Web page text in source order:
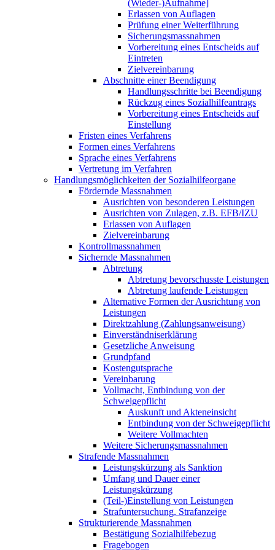
(Wieder-)Aufnahme]
Erlassen von Auflagen
Prüfung einer Weiterführung
Sicherungsmassnahmen
Vorbereitung eines Entscheids auf
Eintreten
Zielvereinbarung
Abschnitte einer Beendigung
Handlungsschritte bei Beendigung
Rückzug eines Sozialhilfeantrags
Vorbereitung eines Entscheids auf
Einstellung
Fristen eines Verfahrens
Formen eines Verfahrens
Sprache eines Verfahrens
Vertretung im Verfahren
Handlungsmöglichkeiten der Sozialhilfeorgane
Fördernde Massnahmen
Ausrichten von besonderen Leistungen
Ausrichten von Zulagen, z.B. EFB/IZU
Erlassen von Auflagen
Zielvereinbarung
Kontrollmassnahmen
Sichernde Massnahmen
Abtretung
Abtretung bevorschusste Leistungen
Abtretung laufende Leistungen
Alternative Formen der Ausrichtung von
Leistungen
Direktzahlung (Zahlungsanweisung)
Einverständniserklärung
Gesetzliche Anweisung
Grundpfand
Kostengutsprache
Vereinbarung
Vollmacht, Entbindung von der
Schweigepflicht
Auskunft und Akteneinsicht
Entbindung von der Schweigepflicht
Weitere Vollmachten
Weitere Sicherungsmassnahmen
Strafende Massnahmen
Leistungskürzung als Sanktion
Umfang und Dauer einer
Leistungskürzung
(Teil-)Einstellung von Leistungen
Strafuntersuchung, Strafanzeige
Strukturierende Massnahmen
Bestätigung Sozialhilfebezug
Fragebogen